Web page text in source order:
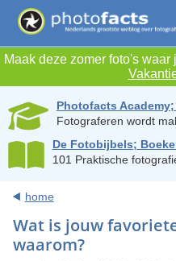
Maak deze zomer foto's
Photofacts
Fotograferen wordt
De Fotobijbels;
101 Praktische
home
Wat is jouw
waarom?